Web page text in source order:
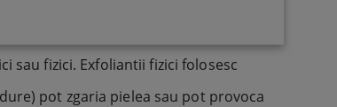
sau fizici. Exfoliantii fizici folosesc
pot zgaria pielea sau pot provoca